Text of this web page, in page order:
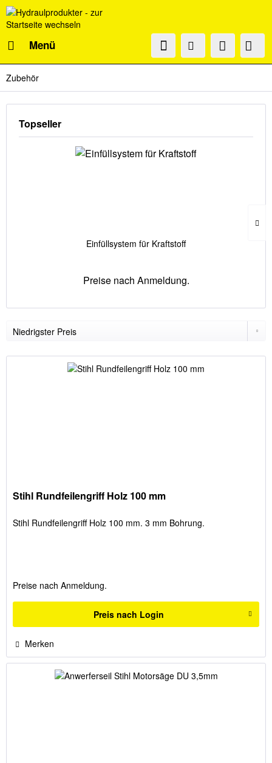
Menü
Zubehör
Topseller
Einfüllsystem für Kraftstoff
Preise nach Anmeldung.
Stihl Rundfeilengriff Holz 100 mm
Stihl Rundfeilengriff Holz 100 mm. 3 mm Bohrung.
Preise nach Anmeldung.
Preis nach Login
Merken